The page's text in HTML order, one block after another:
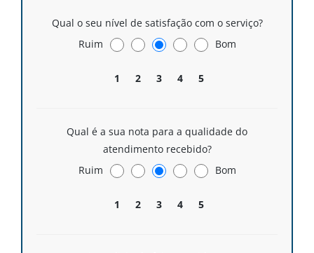
Qual o seu nível de satisfação com o serviço?
Ruim
1 2 3 4 5
Bom
Qual é a sua nota para a qualidade do
atendimento recebido?
Ruim
1 2 3 4 5
Bom